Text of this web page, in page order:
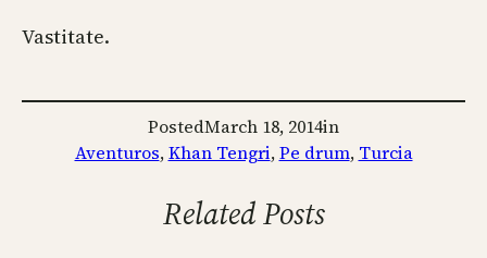
Vastitate.
PostedMarch 18, 2014in
Aventuros, Khan Tengri, Pe drum, Turcia
Related Posts